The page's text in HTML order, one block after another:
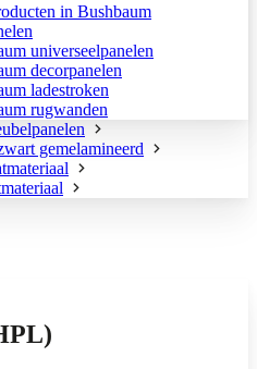
in Bushbaum
universeelpanelen
decorpanelen
ladestroken
rugwanden
gemelamineerd